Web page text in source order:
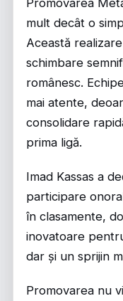
Promovarea
mult decât o
Această
schimbare
românesc.
mai atente,
consolidare
prima ligă.
Imad Kassas a
participare
în clasamente,
inovatoare
dar și un sprijin
Promovarea nu